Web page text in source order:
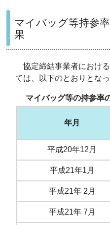
マイバッグ等持参
果
協定締結事業者におけ
ては、以下のとおりとなっ
マイバッグ等の持参率
年月
平成20年12月
平成21年1月
平成21年 2月
平成21年 7月